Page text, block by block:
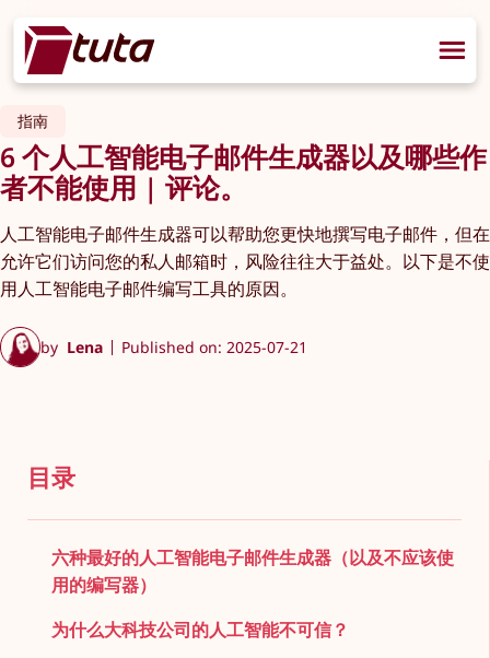
指南
6 个人工智能电子邮件生成器以及哪些作
者不能使用 | 评论。
人工智能电子邮件生成器可以帮助您更快地撰写电子邮件，但在
允许它们访问您的私人邮箱时，风险往往大于益处。以下是不使
用人工智能电子邮件编写工具的原因。
by Lena Published on: 2025-07-21
目录
六种最好的人工智能电子邮件生成器（以及不应该使
用的编写器）
为什么大科技公司的人工智能不可信？